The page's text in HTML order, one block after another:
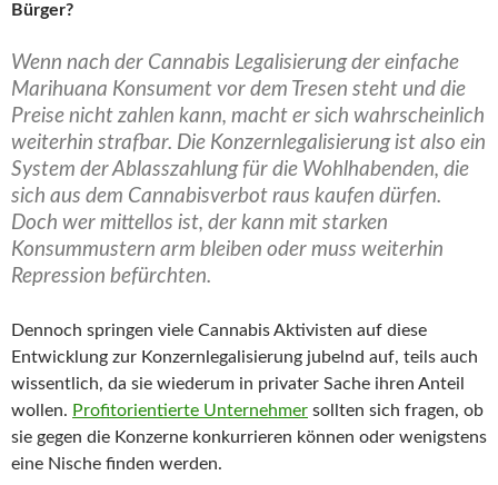
Bürger?
Wenn nach der Cannabis Legalisierung der einfache
Marihuana Konsument vor dem Tresen steht und die
Preise nicht zahlen kann, macht er sich wahrscheinlich
weiterhin strafbar. Die Konzernlegalisierung ist also ein
System der Ablasszahlung für die Wohlhabenden, die
sich aus dem Cannabisverbot raus kaufen dürfen.
Doch wer mittellos ist, der kann mit starken
Konsummustern arm bleiben oder muss weiterhin
Repression befürchten.
Dennoch springen viele Cannabis Aktivisten auf diese
Entwicklung zur Konzernlegalisierung jubelnd auf, teils auch
wissentlich, da sie wiederum in privater Sache ihren Anteil
wollen. Profitorientierte Unternehmer sollten sich fragen, ob
sie gegen die Konzerne konkurrieren können oder wenigstens
eine Nische finden werden.